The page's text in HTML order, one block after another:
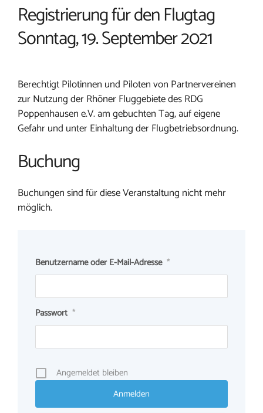
Registrierung für den Flugtag
Sonntag, 19. September 2021
Berechtigt Pilotinnen und Piloten von Partnervereinen
zur Nutzung der Rhöner Fluggebiete des RDG
Poppenhausen e.V. am gebuchten Tag, auf eigene
Gefahr und unter Einhaltung der Flugbetriebsordnung.
Buchung
Buchungen sind für diese Veranstaltung nicht mehr
möglich.
Benutzername oder E-Mail-Adresse *
Passwort *
Angemeldet bleiben